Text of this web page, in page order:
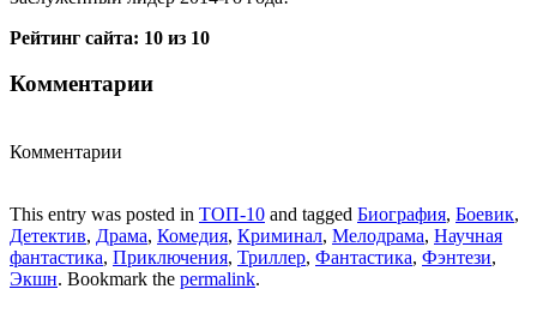
Рейтинг сайта: 10 из 10
Комментарии
Комментарии
This entry was posted in ТОП-10 and tagged Биография, Боевик,
Детектив, Драма, Комедия, Криминал, Мелодрама, Научная
фантастика, Приключения, Триллер, Фантастика, Фэнтези,
Экшн. Bookmark the permalink.